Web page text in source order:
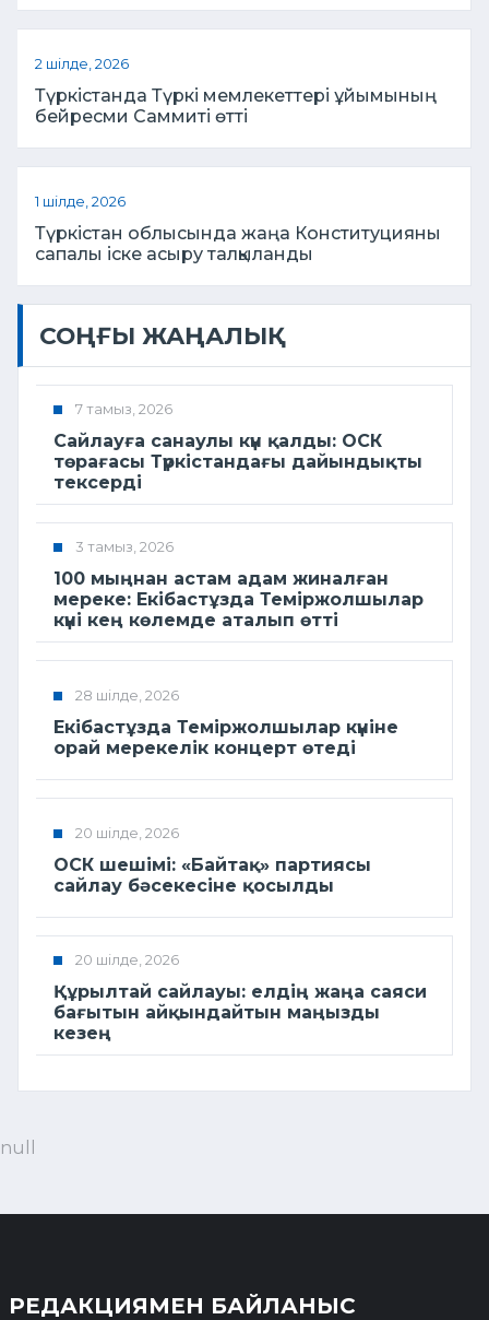
2 шілде, 2026
Түркістанда Түркі мемлекеттері ұйымының
бейресми Саммиті өтті
1 шілде, 2026
Түркістан облысында жаңа Конституцияны
сапалы іске асыру талқыланды
СОҢҒЫ ЖАҢАЛЫҚ
7 тамыз, 2026
Сайлауға санаулы күн қалды: ОСК
төрағасы Түркістандағы дайындықты
тексерді
3 тамыз, 2026
100 мыңнан астам адам жиналған
мереке: Екібастұзда Теміржолшылар
күні кең көлемде аталып өтті
28 шілде, 2026
Екібастұзда Теміржолшылар күніне
орай мерекелік концерт өтеді
20 шілде, 2026
ОСК шешімі: «Байтақ» партиясы
сайлау бәсекесіне қосылды
20 шілде, 2026
Құрылтай сайлауы: елдің жаңа саяси
бағытын айқындайтын маңызды
кезең
null
РЕДАКЦИЯМЕН БАЙЛАНЫС